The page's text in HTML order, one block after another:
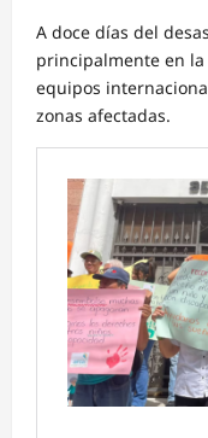
A doce días del
principalmente en
equipos
zonas afectadas.